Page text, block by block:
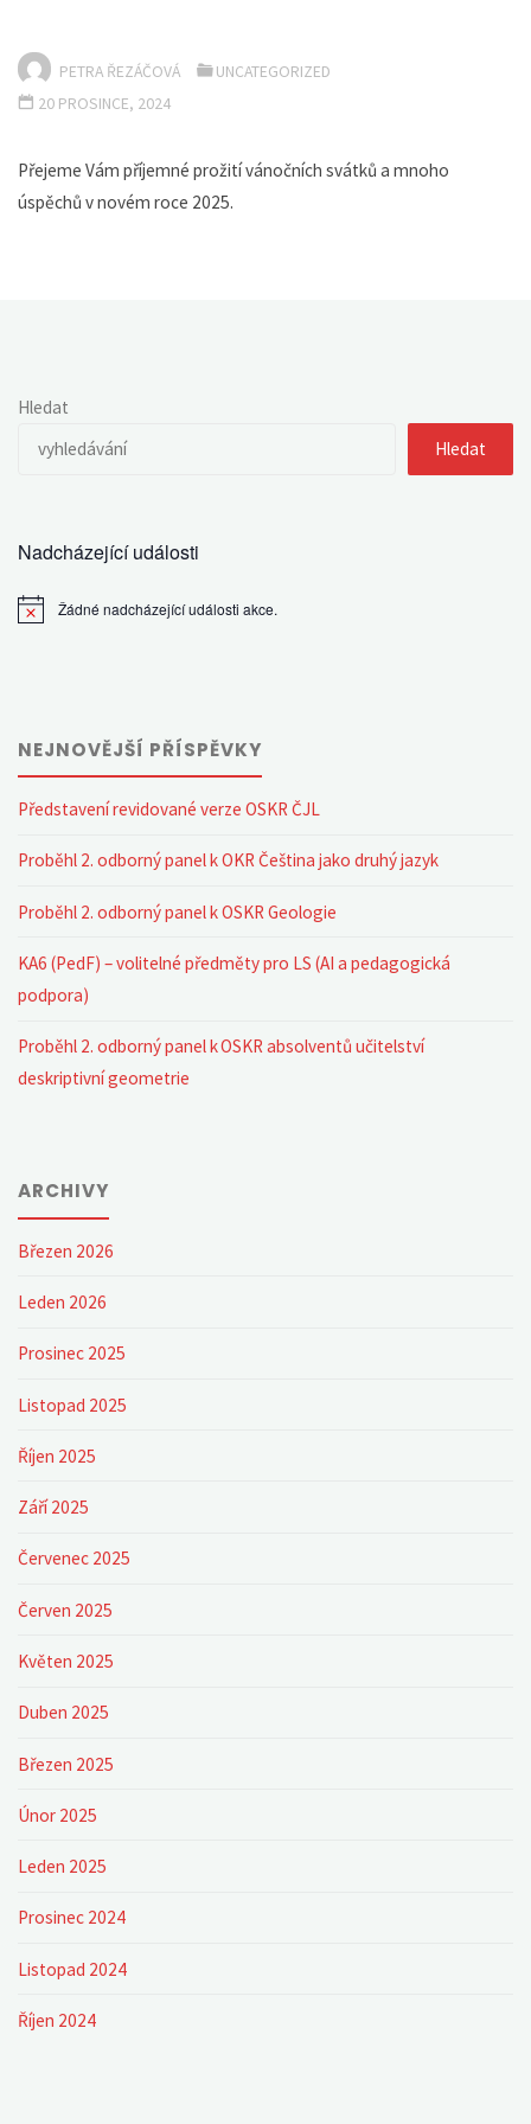
PETRA ŘEZÁČOVÁ
UNCATEGORIZED
20 PROSINCE, 2024
Přejeme Vám příjemné prožití vánočních svátků a mnoho
úspěchů v novém roce 2025.
Hledat
Hledat
Nadcházející události
NoticeŽádné nadcházející události akce.
NEJNOVĚJŠÍ PŘÍSPĚVKY
Představení revidované verze OSKR ČJL
Proběhl 2. odborný panel k OKR Čeština jako druhý jazyk
Proběhl 2. odborný panel k OSKR Geologie
KA6 (PedF) – volitelné předměty pro LS (AI a pedagogická
podpora)
Proběhl 2. odborný panel k OSKR absolventů učitelství
deskriptivní geometrie
ARCHIVY
Březen 2026
Leden 2026
Prosinec 2025
Listopad 2025
Říjen 2025
Září 2025
Červenec 2025
Červen 2025
Květen 2025
Duben 2025
Březen 2025
Únor 2025
Leden 2025
Prosinec 2024
Listopad 2024
Říjen 2024